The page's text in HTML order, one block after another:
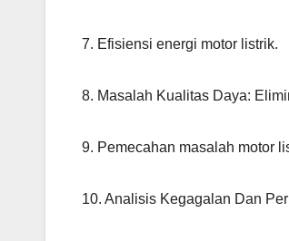
7. Efisiensi energi motor listrik.
8. Masalah Kualitas Daya:
9. Pemecahan masalah motor
10. Analisis Kegagalan Dan